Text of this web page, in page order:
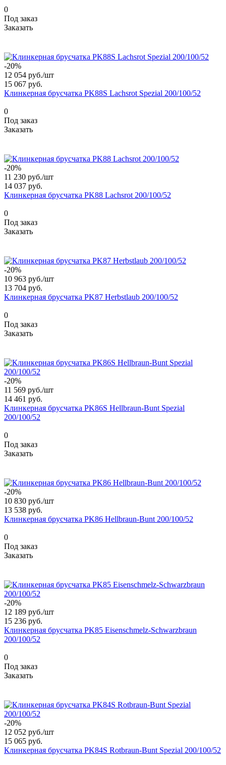
0
Под заказ
Заказать
-20%
12 054 руб./шт
15 067 руб.
Клинкерная брусчатка PK88S Lachsrot Spezial 200/100/52
0
Под заказ
Заказать
-20%
11 230 руб./шт
14 037 руб.
Клинкерная брусчатка PK88 Lachsrot 200/100/52
0
Под заказ
Заказать
-20%
10 963 руб./шт
13 704 руб.
Клинкерная брусчатка PK87 Herbstlaub 200/100/52
0
Под заказ
Заказать
-20%
11 569 руб./шт
14 461 руб.
Клинкерная брусчатка PK86S Hellbraun-Bunt Spezial
200/100/52
0
Под заказ
Заказать
-20%
10 830 руб./шт
13 538 руб.
Клинкерная брусчатка PK86 Hellbraun-Bunt 200/100/52
0
Под заказ
Заказать
-20%
12 189 руб./шт
15 236 руб.
Клинкерная брусчатка PK85 Eisenschmelz-Schwarzbraun
200/100/52
0
Под заказ
Заказать
-20%
12 052 руб./шт
15 065 руб.
Клинкерная брусчатка PK84S Rotbraun-Bunt Spezial 200/100/52